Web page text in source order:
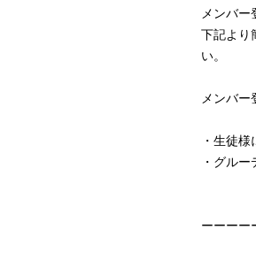
メンバー
下記より
い。
メンバ
・生徒
・グル
ーーーー